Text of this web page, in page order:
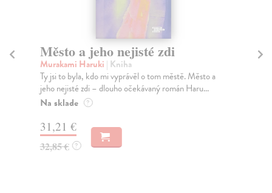
Město a jeho nejisté zdi
Murakami Haruki| Kniha
Ty jsi to byla, kdo mi vyprávěl o tom městě. Město a
jeho nejisté zdi – dlouho očekávaný román Haru...
Na sklade ?
31,21 €
32,85 € ?